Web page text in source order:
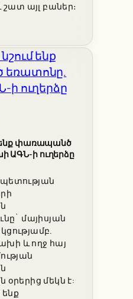
այլ բաներ։
ենք փառապանծ
ԱԳՆ-ի ուղերձը
մայիսյան
և ողջ հայ
մեկն է:
ենք